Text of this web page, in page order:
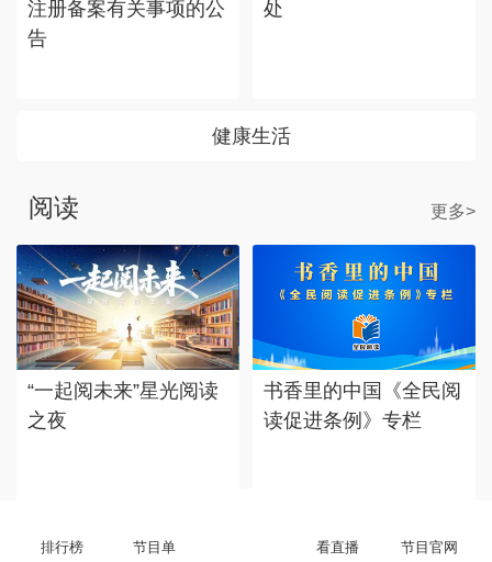
注册备案有关事项的公
告
处
健康生活
阅读 更多>
“一起阅未来”星光阅读
之夜
书香里的中国《全民阅
读促进条例》专栏
排行榜 节目单 看直播 节目官网